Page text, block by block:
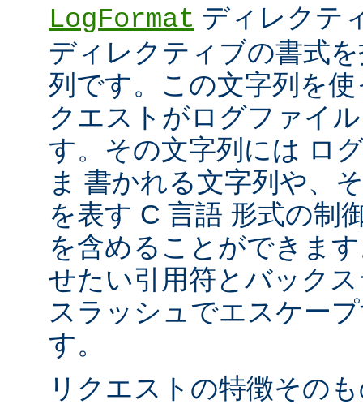
LogFormat ディレクテ
ディレクティブの書式
列です。この文字列を
クエストがログファイ
す。その文字列には ロ
ま 書かれる文字列や、
を表す C 言語 形式の制
を含めることができま
せたい引用符とバック
スラッシュでエスケー
す。
リクエストの特徴その